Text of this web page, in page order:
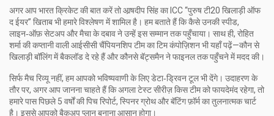
अगर आप भारत क्रिकेट की बात करें तो आर्‍षदीप सिंह का ICC “पुरुष टी20 खिलाड़ी ऑफ
द ईयर” खिताब भी हमारे विश्लेषण में शामिल है। हम बताते हैं कि कैसे उनकी स्पीड,
लाइन‑ऑफ़ सेटअप और मैचा के दबाव ने उन्हें इस सम्मान तक पहुँचाया। साथ ही, रोहित
शर्मा की कप्तानी वाली आईसीसी चैंपियनशिप टीम का टिम कंपोज़िशन भी यहाँ पढ़ें—कौन से
खिलाड़ी बॉलिंग में बैकलॉड दे रहे हैं और कौनसे बॅट्समैन ने फाइनल तक पहुँचने में मदद की।
सिर्फ मैच रिव्यू नहीं, हम आपको भविष्यवाणी के लिए डेटा‑ड्रिवन टूल भी देंगे। उदाहरण के
तौर पर, अगर आप जानना चाहते हैं कि अगला टेस्ट सीरीज़ किस टीम को फायदेमंद रहेगा, तो
हमारे पास पिछले 5 वर्षों की पिच रिपोर्ट, स्पिनर ग्रोथ और बॅटिंग फ़ॉर्म का तुलनात्मक चार्ट
है। इससे आपको बैकअप प्लान बनाना आसान होगा।